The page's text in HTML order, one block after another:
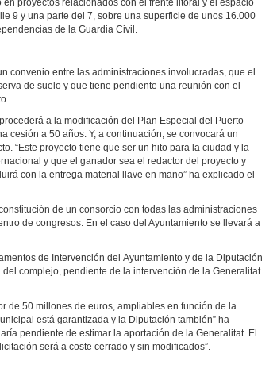
proyectos relacionados con el frente litoral y el espacio
9 y una parte del 7, sobre una superficie de unos 16.000
de la Guardia Civil.
convenio entre las administraciones involucradas, que el
de suelo y que tiene pendiente una reunión con el
a la modificación del Plan Especial del Puerto
cesión a 50 años. Y, a continuación, se convocará un
“Este proyecto tiene que ser un hito para la ciudad y la
y que el ganador sea el redactor del proyecto y
con la entrega material llave en mano” ha explicado el
de un consorcio con todas las administraciones
de congresos. En el caso del Ayuntamiento se llevará a
de Intervención del Ayuntamiento y de la Diputación
complejo, pendiente de la intervención de la Generalitat
de 50 millones de euros, ampliables en función de la
está garantizada y la Diputación también” ha
pendiente de estimar la aportación de la Generalitat. El
será a coste cerrado y sin modificados”.